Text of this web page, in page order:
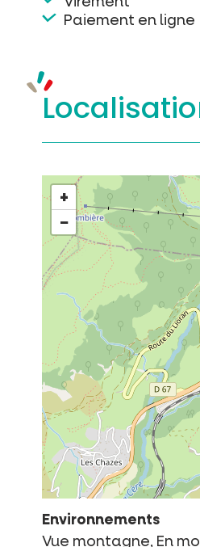
Paiement en ligne
+
−
Environnements
Vue montagne, En